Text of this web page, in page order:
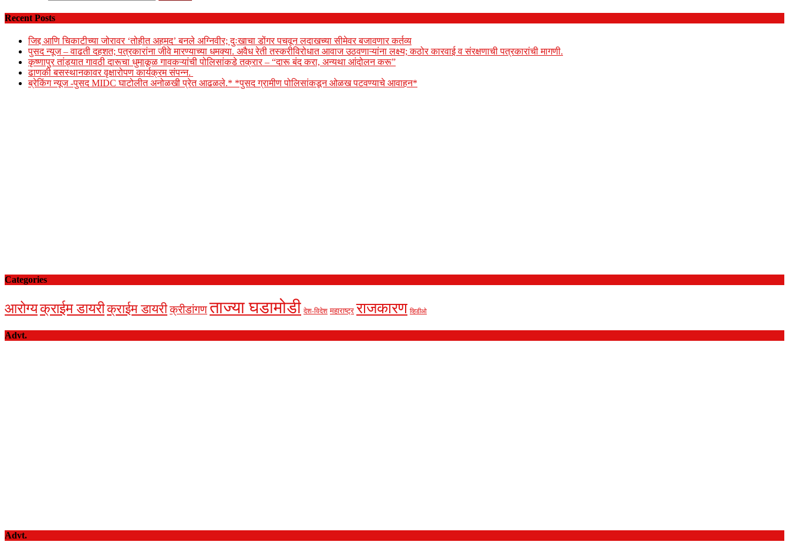
Recent Posts
जिद्द आणि चिकाटीच्या जोरावर ‘तोहीत अहमद’ बनले अग्निवीर; दुःखाचा डोंगर पचवून लदाखच्या सीमेवर बजावणार कर्तव्य
पुसद न्यूज – वाढती दहशत; पत्रकारांना जीवे मारण्याच्या धमक्या. अवैध रेती तस्करीविरोधात आवाज उठवणाऱ्यांना लक्ष्य; कठोर कारवाई व संरक्षणाची पत्रकारांची मागणी.
कृष्णापुर तांड्यात गावठी दारूचा धुमाकूळ गावकऱ्यांची पोलिसांकडे तक्रार – “दारू बंद करा, अन्यथा आंदोलन करू”
ढाणकी बसस्थानकावर वृक्षारोपण कार्यक्रम संपन्न.
ब्रेकिंग न्यूज -पुसद MIDC घाटोलीत अनोळखी प्रेत आढळले.* *पुसद ग्रामीण पोलिसांकडून ओळख पटवण्याचे आवाहन*
Categories
आरोग्यक्राईम डायरीक्राईम डायरीक्रीडांगणताज्या घडामोडी देश-विदेश महाराष्ट्र राजकारण व्हिडीओ
Advt.
Advt.